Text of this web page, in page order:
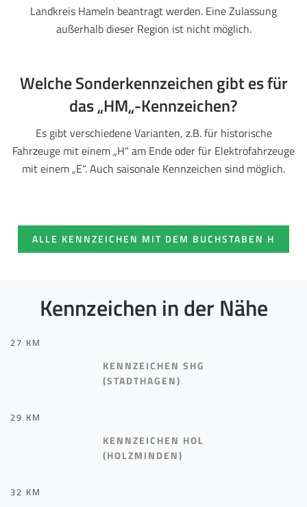
Landkreis Hameln beantragt werden. Eine Zulassung
außerhalb dieser Region ist nicht möglich.
Welche Sonderkennzeichen gibt es für
das „HM„-Kennzeichen?
Es gibt verschiedene Varianten, z.B. für historische
Fahrzeuge mit einem „H“ am Ende oder für Elektrofahrzeuge
mit einem „E“. Auch saisonale Kennzeichen sind möglich.
ALLE KENNZEICHEN MIT DEM BUCHSTABEN H
Kennzeichen in der Nähe
27 KM
KENNZEICHEN SHG
(STADTHAGEN)
29 KM
KENNZEICHEN HOL
(HOLZMINDEN)
32 KM